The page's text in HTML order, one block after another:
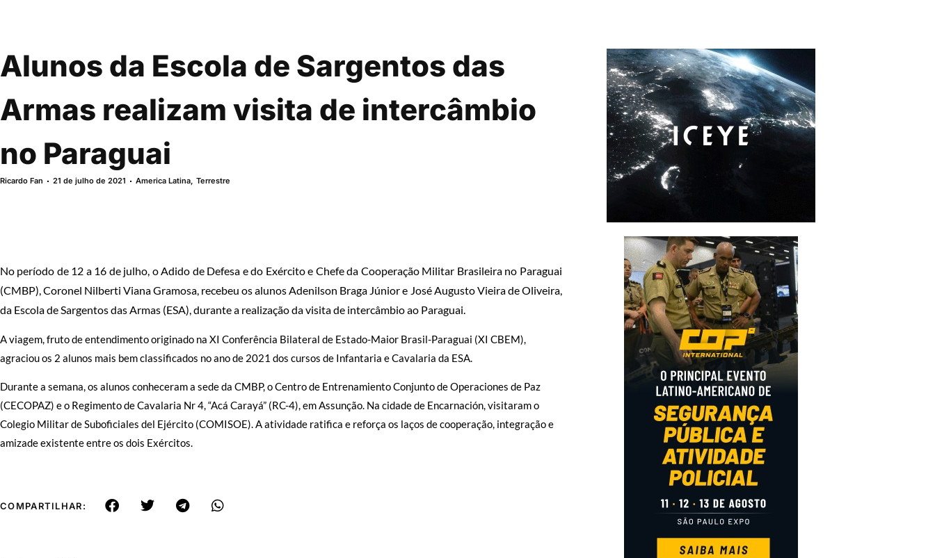
Alunos da Escola de Sargentos das
Armas realizam visita de intercâmbio
no Paraguai
Ricardo Fan 21 de julho de 2021 America Latina,Terrestre
No período de 12 a 16 de julho, o Adido de Defesa e do Exército e Chefe da Cooperação Militar Brasileira no Paraguai
(CMBP), Coronel Nilberti Viana Gramosa, recebeu os alunos Adenilson Braga Júnior e José Augusto Vieira de Oliveira,
da Escola de Sargentos das Armas (ESA), durante a realização da visita de intercâmbio ao Paraguai.
A viagem, fruto de entendimento originado na XI Conferência Bilateral de Estado-Maior Brasil-Paraguai (XI CBEM),
agraciou os 2 alunos mais bem classificados no ano de 2021 dos cursos de Infantaria e Cavalaria da ESA.
Durante a semana, os alunos conheceram a sede da CMBP, o Centro de Entrenamiento Conjunto de Operaciones de Paz
(CECOPAZ) e o Regimento de Cavalaria Nr 4, “Acá Carayá” (RC-4), em Assunção. Na cidade de Encarnación, visitaram o
Colegio Militar de Suboficiales del Ejército (COMISOE). A atividade ratifica e reforça os laços de cooperação, integração e
amizade existente entre os dois Exércitos.
COMPARTILHAR: